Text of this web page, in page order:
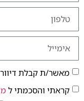
מאשר/ת קבלת
קראתי והסכמתי ל